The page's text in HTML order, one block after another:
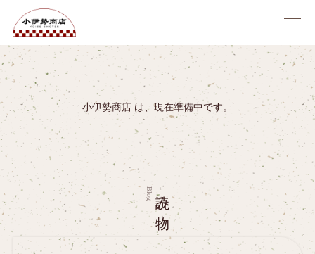
小伊勢商店 は、現在準備中です。
読み物
Blog